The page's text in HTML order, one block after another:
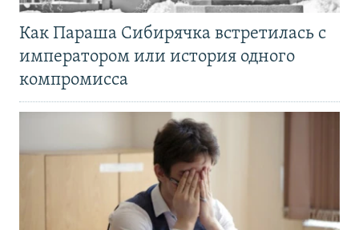
Как Параша Сибирячка встретилась с
императором или история одного
компромисса